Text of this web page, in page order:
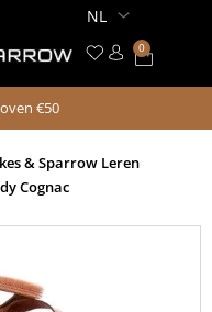
0
€50
& Sparrow Leren
Cognac